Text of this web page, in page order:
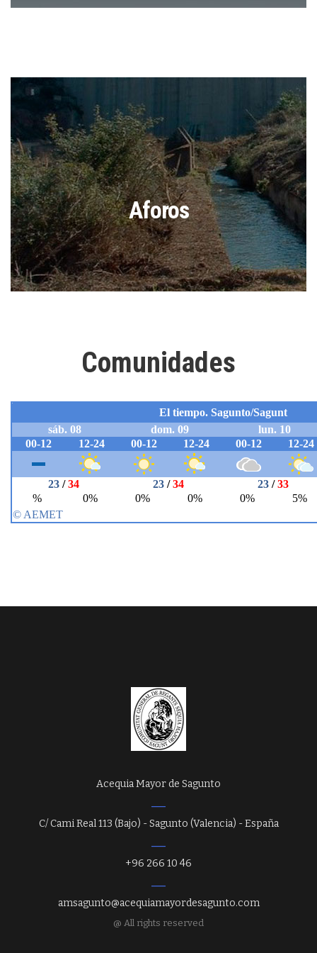
Aforos
Comunidades
Acequia Mayor de Sagunto
C/ Cami Real 113 (Bajo) - Sagunto (Valencia) - España
+96 266 10 46
amsagunto@acequiamayordesagunto.com
@ All rights reserved